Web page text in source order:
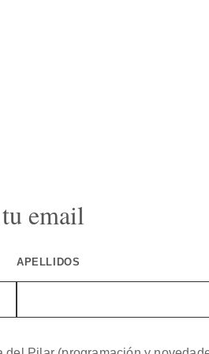
email
APELLIDOS